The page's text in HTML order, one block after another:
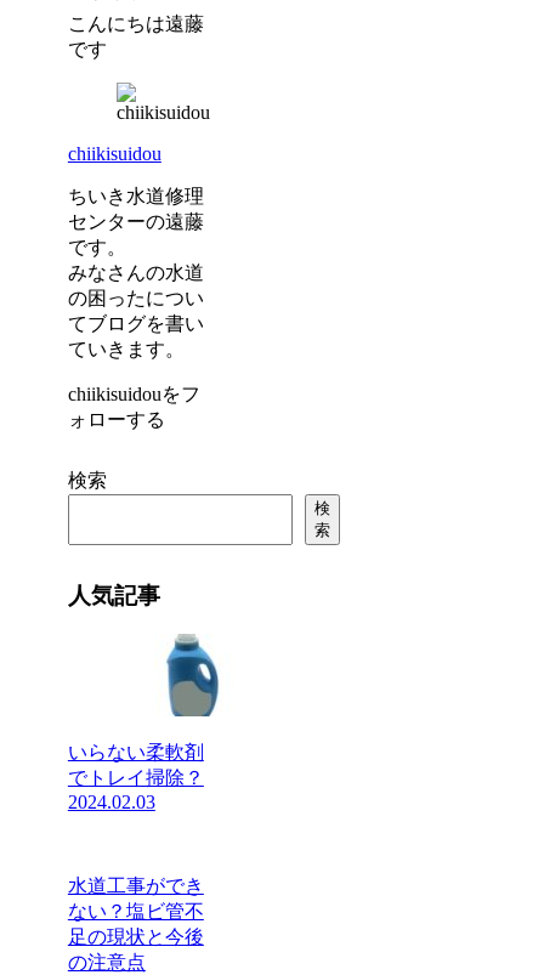
こんにちは遠藤
です
chiikisuidou
ちいき水道修理
センターの遠藤
です。
みなさんの水道
の困ったについ
てブログを書い
ていきます。
chiikisuidouをフ
ォローする
検索
検
索
人気記事
いらない柔軟剤
でトレイ掃除？
2024.02.03
水道工事ができ
ない？塩ビ管不
足の現状と今後
の注意点